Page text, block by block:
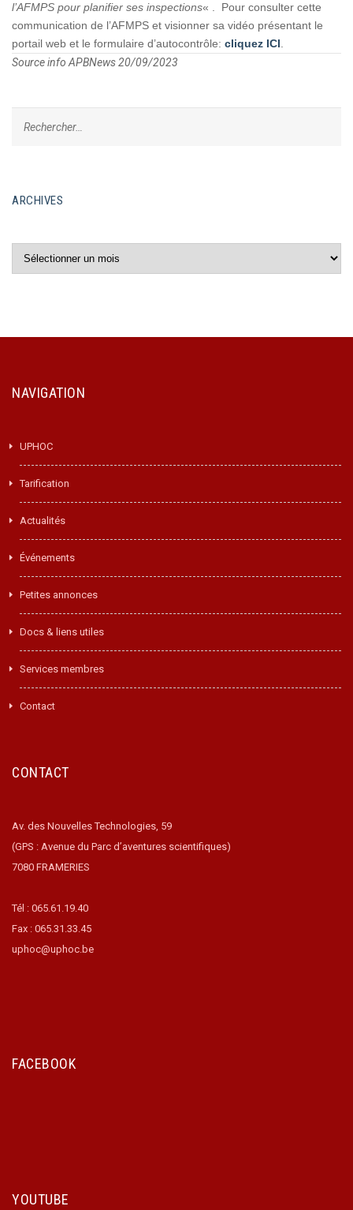
l’AFMPS pour planifier ses inspections« . Pour consulter cette
communication de l’AFMPS et visionner sa vidéo présentant le
portail web et le formulaire d’autocontrôle: cliquez ICI​
Source info APBNews 20/09/2023
ARCHIVES
NAVIGATION
UPHOC
Tarification
Actualités
Événements
Petites annonces
Docs & liens utiles
Services membres
Contact
CONTACT
Av. des Nouvelles Technologies, 59
(GPS : Avenue du Parc d’aventures scientifiques)
7080 FRAMERIES
Tél : 065.61.19.40
Fax : 065.31.33.45
uphoc@uphoc.be
FACEBOOK
YOUTUBE